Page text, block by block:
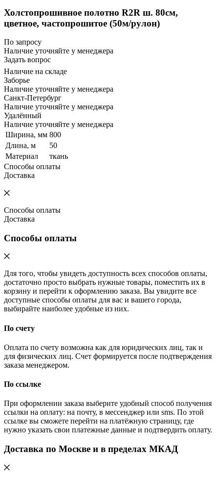
Холстопрошивное полотно R2R ш. 80см,
цветное, частопрошитое (50м/рулон)
По запросу
Наличие уточняйте у менеджера
Задать вопрос
Наличие на складе
Заборье
Наличие уточняйте у менеджера
Санкт-Петербург
Наличие уточняйте у менеджера
Удалённый
Наличие уточняйте у менеджера
Ширина, мм 800
Длина, м
50
Материал
ткань
Способы оплаты
Доставка
Способы оплаты
Доставка
Способы оплаты
Для того, чтобы увидеть доступность всех способов оплаты,
достаточно просто выбрать нужные товары, поместить их в
корзину и перейти к оформлению заказа. Вы увидите все
доступные способы оплаты для вас и вашего города,
выбирайте наиболее удобные из них.
По счету
Оплата по счету возможна как для юридических лиц, так и
для физических лиц. Счет формируется после подтверждения
заказа менеджером.
По ссылке
При оформлении заказа выберите удобный способ получения
ссылки на оплату: на почту, в мессенджер или sms. По этой
ссылке вы сможете перейти на платёжную страницу, где
нужно указать свои платежные данные и подтвердить оплату.
Доставка по Москве и в пределах МКАД